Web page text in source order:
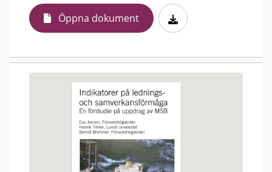
Öppna dokument